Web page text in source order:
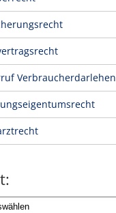
Verbraucherdarlehen